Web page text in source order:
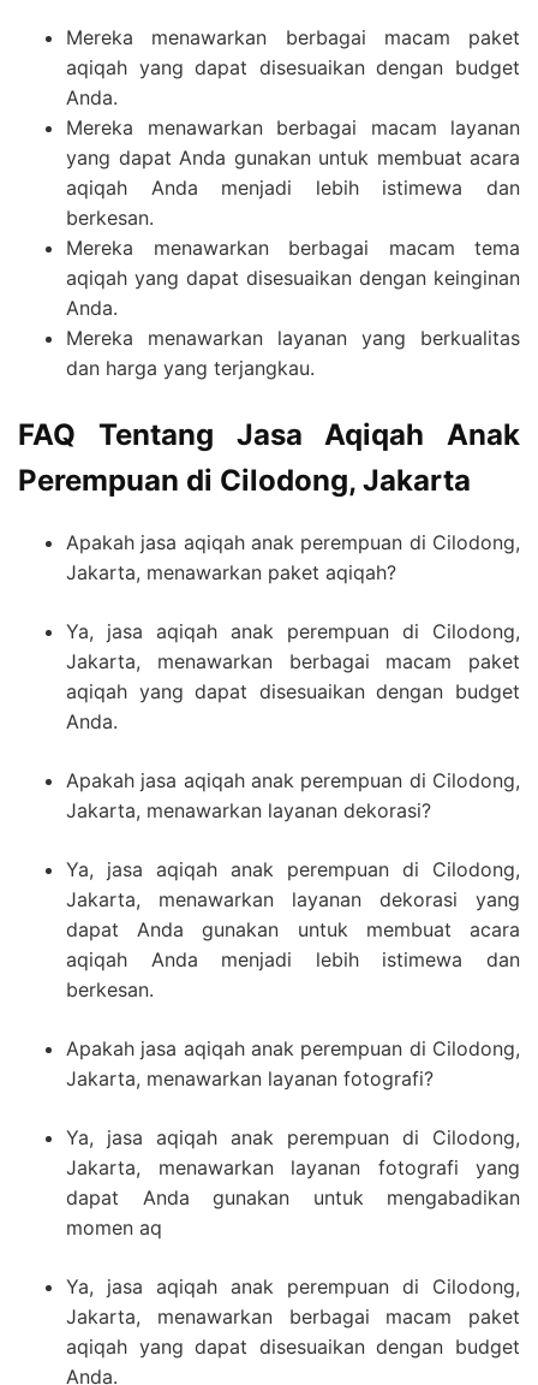
Mereka menawarkan berbagai macam paket
aqiqah yang dapat disesuaikan dengan budget
Anda.
Mereka menawarkan berbagai macam layanan
yang dapat Anda gunakan untuk membuat acara
aqiqah Anda menjadi lebih istimewa dan
berkesan.
Mereka menawarkan berbagai macam tema
aqiqah yang dapat disesuaikan dengan keinginan
Anda.
Mereka menawarkan layanan yang berkualitas
dan harga yang terjangkau.
FAQ Tentang Jasa Aqiqah Anak
Perempuan di Cilodong, Jakarta
Apakah jasa aqiqah anak perempuan di Cilodong,
Jakarta, menawarkan paket aqiqah?
Ya, jasa aqiqah anak perempuan di Cilodong,
Jakarta, menawarkan berbagai macam paket
aqiqah yang dapat disesuaikan dengan budget
Anda.
Apakah jasa aqiqah anak perempuan di Cilodong,
Jakarta, menawarkan layanan dekorasi?
Ya, jasa aqiqah anak perempuan di Cilodong,
Jakarta, menawarkan layanan dekorasi yang
dapat Anda gunakan untuk membuat acara
aqiqah Anda menjadi lebih istimewa dan
berkesan.
Apakah jasa aqiqah anak perempuan di Cilodong,
Jakarta, menawarkan layanan fotografi?
Ya, jasa aqiqah anak perempuan di Cilodong,
Jakarta, menawarkan layanan fotografi yang
dapat Anda gunakan untuk mengabadikan
momen aq
Ya, jasa aqiqah anak perempuan di Cilodong,
Jakarta, menawarkan berbagai macam paket
aqiqah yang dapat disesuaikan dengan budget
Anda.